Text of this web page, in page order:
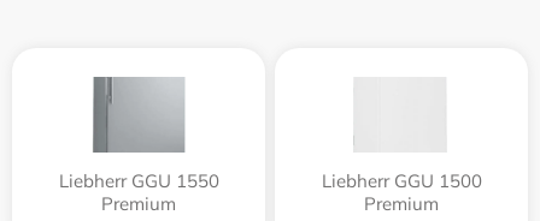
Liebherr GGU 1550
Premium
Liebherr GGU 1500
Premium